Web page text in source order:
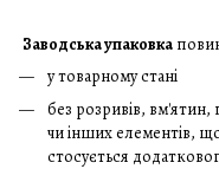
Заводська упаковка
у товарному стані
без розривів,
чи інших елементів,
стосується